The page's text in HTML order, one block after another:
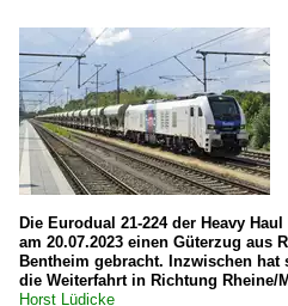
Die Eurodual 21-224 der Heavy
am 20.07.2023 einen Güterzug aus
Bentheim gebracht. Inzwischen hat
die Weiterfahrt in Richtung Rheine/
Horst Lüdicke